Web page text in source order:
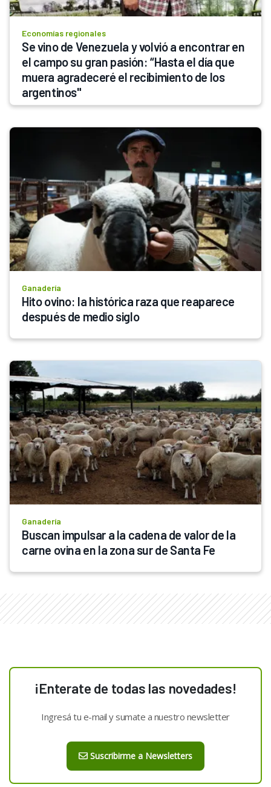
Economías regionales
Se vino de Venezuela y volvió a encontrar en
el campo su gran pasión: “Hasta el día que
muera agradeceré el recibimiento de los
argentinos"
Ganadería
Hito ovino: la histórica raza que reaparece
después de medio siglo
Ganadería
Buscan impulsar a la cadena de valor de la
carne ovina en la zona sur de Santa Fe
¡Enterate de todas las novedades!
Ingresá tu e-mail y sumate a nuestro newsletter
Suscribirme a Newsletters